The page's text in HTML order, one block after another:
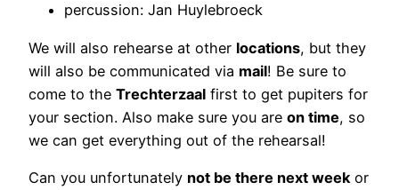
percussion: Jan Huylebroeck
We will also rehearse at other locations, but they
will also be communicated via mail! Be sure to
come to the Trechterzaal first to get pupiters for
your section. Also make sure you are on time, so
we can get everything out of the rehearsal!
Can you unfortunately not be there next week or